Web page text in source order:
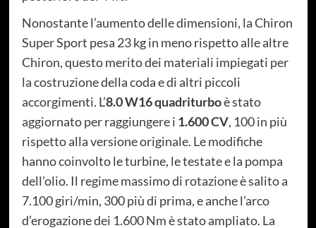
Nonostante l’aumento delle dimensioni, la Chiron
Super Sport pesa 23 kg in meno rispetto alle altre
Chiron, questo merito dei materiali impiegati per
la costruzione della coda e di altri piccoli
accorgimenti. L’8.0 W16 quadriturboè stato
aggiornato per raggiungere i 1.600 CV, 100 in più
rispetto alla versione originale. Le modifiche
hanno coinvolto le turbine, le testate e la pompa
dell’olio. Il regime massimo di rotazione è salito a
7.100 giri/min, 300 più di prima, e anche l’arco
d’erogazione dei 1.600 Nm è stato ampliato. La